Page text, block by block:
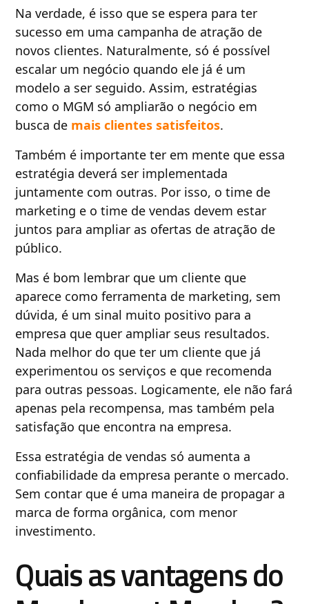
Na verdade, é isso que se espera para ter
sucesso em uma campanha de atração de
novos clientes. Naturalmente, só é possível
escalar um negócio quando ele já é um
modelo a ser seguido. Assim, estratégias
como o MGM só ampliarão o negócio em
busca de mais clientes satisfeitos.
Também é importante ter em mente que essa
estratégia deverá ser implementada
juntamente com outras. Por isso, o time de
marketing e o time de vendas devem estar
juntos para ampliar as ofertas de atração de
público.
Mas é bom lembrar que um cliente que
aparece como ferramenta de marketing, sem
dúvida, é um sinal muito positivo para a
empresa que quer ampliar seus resultados.
Nada melhor do que ter um cliente que já
experimentou os serviços e que recomenda
para outras pessoas. Logicamente, ele não fará
apenas pela recompensa, mas também pela
satisfação que encontra na empresa.
Essa estratégia de vendas só aumenta a
confiabilidade da empresa perante o mercado.
Sem contar que é uma maneira de propagar a
marca de forma orgânica, com menor
investimento.
Quais as vantagens do